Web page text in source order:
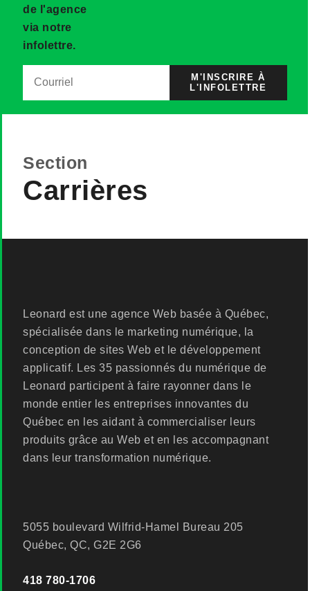
de l'agence
via notre
infolettre.
M'INSCRIRE À
L'INFOLETTRE
Section
Carrières
Leonard est une agence Web basée à Québec,
spécialisée dans le marketing numérique, la
conception de sites Web et le développement
applicatif. Les 35 passionnés du numérique de
Leonard participent à faire rayonner dans le
monde entier les entreprises innovantes du
Québec en les aidant à commercialiser leurs
produits grâce au Web et en les accompagnant
dans leur transformation numérique.
5055 boulevard Wilfrid-Hamel Bureau 205
Québec, QC, G2E 2G6
418 780-1706